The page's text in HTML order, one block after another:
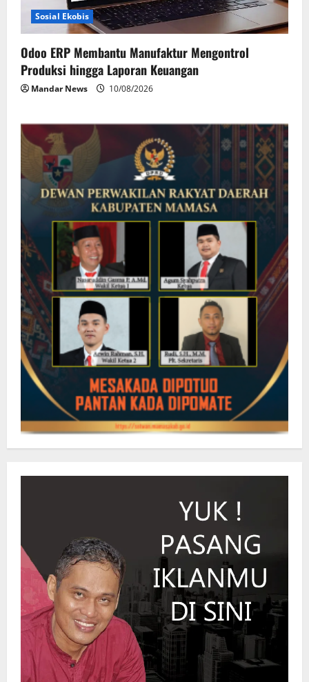
Sosial Ekobis
Odoo ERP Membantu Manufaktur Mengontrol
Produksi hingga Laporan Keuangan
Mandar News 10/08/2026